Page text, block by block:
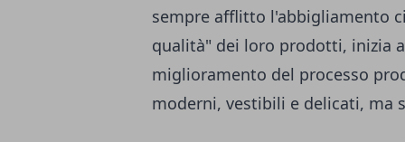
sempre afflitto l'abbigliamento
qualità" dei loro prodotti, inizia
miglioramento del processo
moderni, vestibili e delicati, ma